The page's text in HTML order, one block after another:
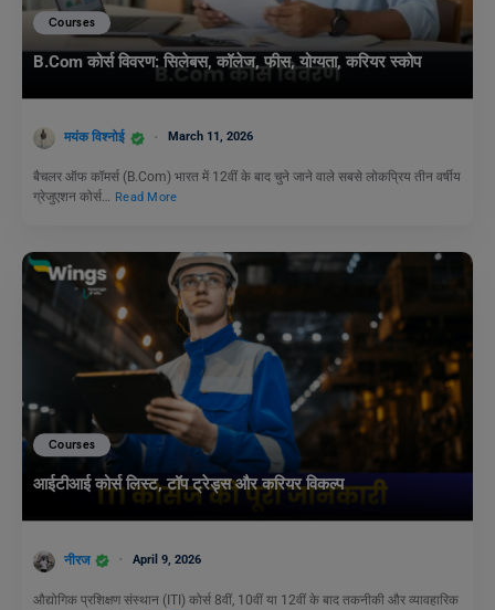
Courses
B.Com कोर्स विवरण: सिलेबस, कॉलेज, फीस, योग्यता, करियर स्कोप
मयंक विश्नोई March 11, 2026
बैचलर ऑफ कॉमर्स (B.Com) भारत में 12वीं के बाद चुने जाने वाले सबसे लोकप्रिय तीन वर्षीय
ग्रेजुएशन कोर्स… Read More
Courses
आईटीआई कोर्स लिस्ट, टॉप ट्रेड्स और करियर विकल्प
नीरज April 9, 2026
औद्योगिक प्रशिक्षण संस्थान (ITI) कोर्स 8वीं, 10वीं या 12वीं के बाद तकनीकी और व्यावहारिक